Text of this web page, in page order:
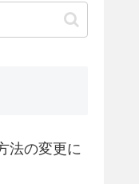
法の変更に